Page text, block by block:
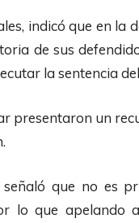
indicó que en la
de sus
la sentencia
presentaron un
que no es
lo que apelando